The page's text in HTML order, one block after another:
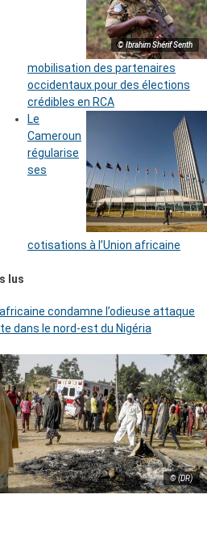
© Ibrahim Shérif Senth
mobilisation des partenaires
occidentaux pour des élections
crédibles en RCA
Le
Cameroun
régularise
ses
cotisations à l’Union africaine
lus
africaine condamne l’odieuse attaque
dans le nord-est du Nigéria
© (DR)